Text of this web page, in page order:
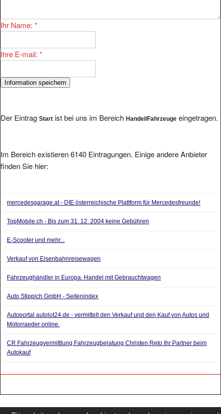
Ihr Name: *
Ihre E-mail: *
Der Eintrag Start ist bei uns im Bereich Handel/Fahrzeuge eingetragen.
Im Bereich existieren 6140 Eintragungen. Einige andere Anbieter
finden Sie hier:
mercedesgarage.at - DIE österreichische Plattform für Mercedesfreunde!
TopMobile.ch - Bis zum 31. 12. 2004 keine Gebühren
E-Scooter und mehr...
Verkauf von Eisenbahnreisewagen
Fahrzeughändler in Europa. Handel mit Gebrauchtwagen
Auto Stippich GmbH - Seitenindex
Autoportal autolot24.de - vermittelt den Verkauf und den Kauf von Autos und
Motorraeder online.
CR Fahrzeugvermittlung Fahrzeugberatung Christen Reto Ihr Partner beim
Autokauf